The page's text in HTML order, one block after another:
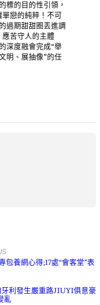
標的目的性引領，
戀的純粹！不可
過期甜甜圈丟進調
苦守人的主體
深度融會完成“舉
明、展抽像”的任
養網心得;17處“會客堂”表
利發生嚴重路JIUYI俱意豪
亂